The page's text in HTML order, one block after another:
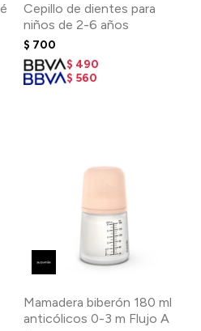
Cepillo de dientes para
niños de 2-6 años
$ 700
$ 490
$ 560
Mamadera biberón 180 ml
anticólicos 0-3 m Flujo A